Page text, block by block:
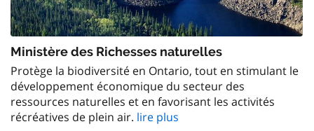
Ministère des Richesses naturelles
Protège la biodiversité en Ontario, tout en stimulant le
développement économique du secteur des
ressources naturelles et en favorisant les activités
récréatives de plein air. lire plus